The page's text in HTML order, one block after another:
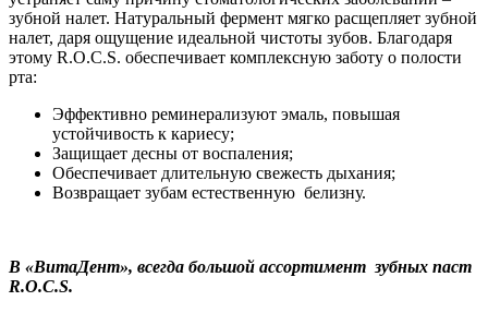
зубной налет. Натуральный фермент мягко расщепляет зубной
налет, даря ощущение идеальной чистоты зубов. Благодаря
этому R.O.C.S. обеспечивает комплексную заботу о полости
рта:
Эффективно реминерализуют эмаль, повышая
устойчивость к кариесу;
Защищает десны от воспаления;
Обеспечивает длительную свежесть дыхания;
Возвращает зубам естественную белизну.
В «ВитаДент», всегда большой ассортимент зубных паст
R.O.C.S.